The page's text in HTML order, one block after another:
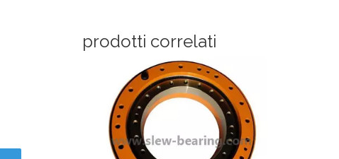
prodotti correlati